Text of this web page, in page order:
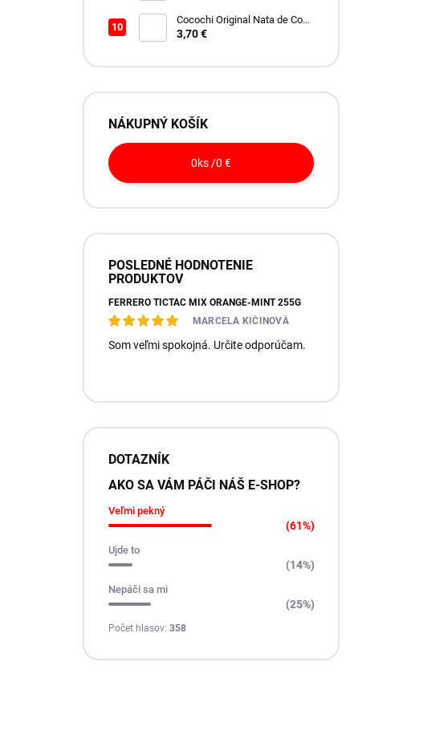
Cocochi Original Nata de Coco
450ml
3,70 €
NÁKUPNÝ KOŠÍK
0ks /0 €
POSLEDNÉ HODNOTENIE
PRODUKTOV
FERRERO TICTAC MIX ORANGE-MINT 255G
MARCELA KIČINOVÁ
Som veľmi spokojná. Určite odporúčam.
DOTAZNÍK
AKO SA VÁM PÁČI NÁŠ E-SHOP?
Veľmi pekný
(61%)
Ujde to
(14%)
Nepáči sa mi
(25%)
Počet hlasov: 358